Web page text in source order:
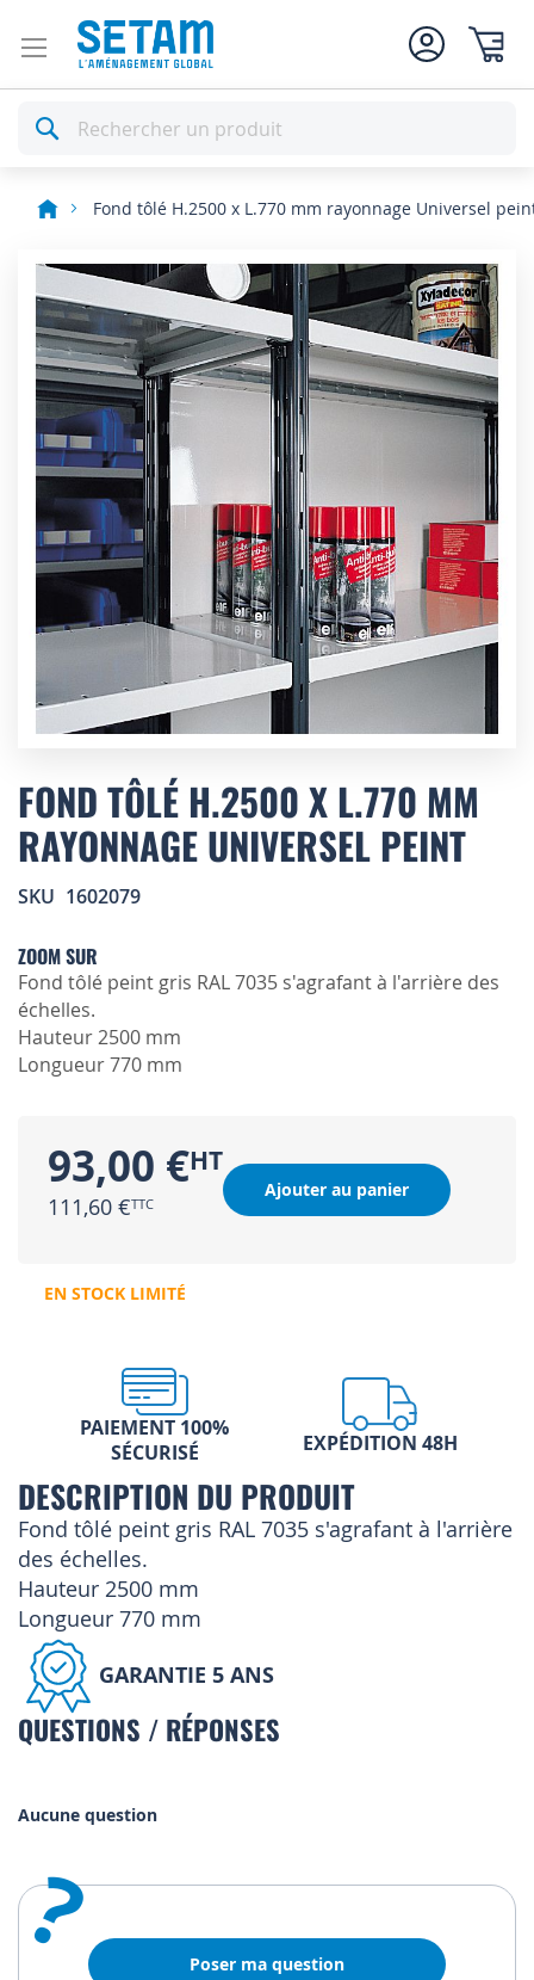
Rechercher
Fond tôlé H.2500 x L.770 mm rayonnage Universel
Skip
the
end
the
images
gallery
to
the
beginning
of
images
FOND TÔLÉ H.2500 X L.770 MM
RAYONNAGE UNIVERSEL PEINT
SKU 1602079
ZOOM SUR
Fond tôlé peint gris RAL 7035 s'agrafant à l'arrière des
échelles.
Hauteur 2500 mm
Longueur 770 mm
93,00 €
111,60 €
Ajouter au panier
EN STOCK LIMITÉ
PAIEMENT 100%
SÉCURISÉ
EXPÉDITION 48H
DESCRIPTION DU PRODUIT
Fond tôlé peint gris RAL 7035 s'agrafant à l'arrière
des échelles.
Hauteur 2500 mm
Longueur 770 mm
GARANTIE 5 ANS
QUESTIONS / RÉPONSES
Aucune question
? Poser ma question